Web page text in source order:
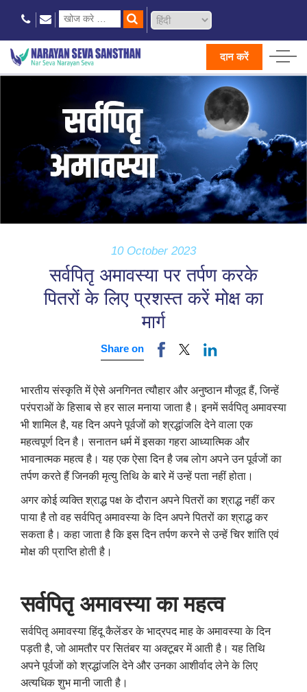
दान करें
10 October 2023
सर्वपितृ अमावस्या पर तर्पण करके
पितरों के लिए प्रशस्त करें मोक्ष का
मार्ग
Share on
भारतीय संस्कृति में ऐसे अनगिनत त्यौहार और अनुष्ठान मौजूद हैं, जिन्हें
परंपराओं के हिसाब से हर साल मनाया जाता है। इनमें सर्वपितृ अमावस्या
भी शामिल है, यह दिन अपने पूर्वजों को श्रद्धांजलि देने वाला एक
महत्वपूर्ण दिन है। सनातन धर्म में इसका गहरा आध्यात्मिक और
भावनात्मक महत्व है। यह एक ऐसा दिन है जब लोग अपने उन पूर्वजों का
तर्पण करते हैं जिनकी मृत्यु तिथि के बारे में उन्हें पता नहीं होता।
अगर कोई व्यक्ति श्राद्ध पक्ष के दौरान अपने पितरों का श्राद्ध नहीं कर
पाया है तो वह सर्वपितृ अमावस्या के दिन अपने पितरों का श्राद्ध कर
सकता है। कहा जाता है कि इस दिन तर्पण करने से उन्हें चिर शांति एवं
मोक्ष की प्राप्ति होती है।
सर्वपितृ अमावस्या का महत्व
सर्वपितृ अमावस्या हिंदू कैलेंडर के भाद्रपद माह के अमावस्या के दिन
पड़ती है, जो आमतौर पर सितंबर या अक्टूबर में आती है। यह तिथि
अपने पूर्वजों को श्रद्धांजलि देने और उनका आशीर्वाद लेने के लिए
अत्यधिक शुभ मानी जाती है।